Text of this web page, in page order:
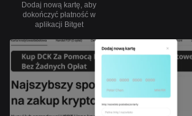
Dodaj nową kartę, aby
dokończyć płatność w
aplikacji Bitget